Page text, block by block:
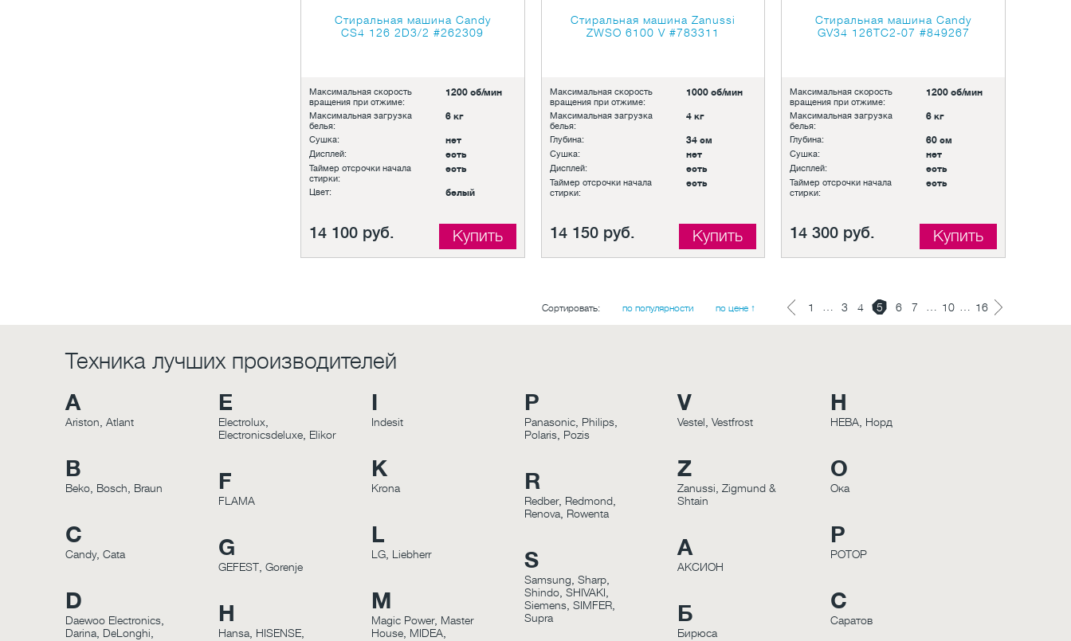
Стиральная машина Candy
CS4 126 2D3/2#262309
Максимальная скорость
вращения при отжиме:
1200 об/мин
Максимальная загрузка
белья:
6 кг
Сушка: нет
Дисплей: есть
Таймер отсрочки начала
стирки:
есть
Цвет: белый
14 100 руб. Купить
Стиральная машина Zanussi
ZWSO 6100 V #783311
Максимальная скорость
вращения при отжиме:
1000 об/мин
Максимальная загрузка
белья:
4 кг
Глубина: 34 см
Сушка: нет
Дисплей: есть
Таймер отсрочки начала
стирки:
есть
14 150 руб. Купить
Стиральная машина Candy
GV34 126TC2-07 #849267
Максимальная скорость
вращения при отжиме:
1200 об/мин
Максимальная загрузка
белья:
6 кг
Глубина: 60 см
Сушка: нет
Дисплей: есть
Таймер отсрочки начала
стирки:
есть
14 300 руб. Купить
1 3 4 5 6 7 10 16
Сортировать: по популярности по цене ↑
Техника лучших производителей
A
Ariston Atlant
B
Beko Bosch Braun
C
Candy, Cata
D
Daewoo Electronics
Darina DeLonghi
E
Electrolux
Electronicsdeluxe Elikor
F
FLAMA
G
GEFEST Gorenje
H
Hansa HISENSE
I
Indesit
K
Krona
L
LG Liebherr
M
Magic Power, Master
House MIDEA
P
Panasonic Philips
Polaris Pozis
R
Redber, Redmond
Renova Rowenta
S
Samsung Sharp
Shindo SHIVAKI
Siemens SIMFER
Supra
V
Vestel Vestfrost
Z
Zanussi Zigmund &
Shtain
А
АКСИОН
Б
Бирюса
Н
НЕВА Норд
О
Ока
Р
РОТОР
С
Саратов